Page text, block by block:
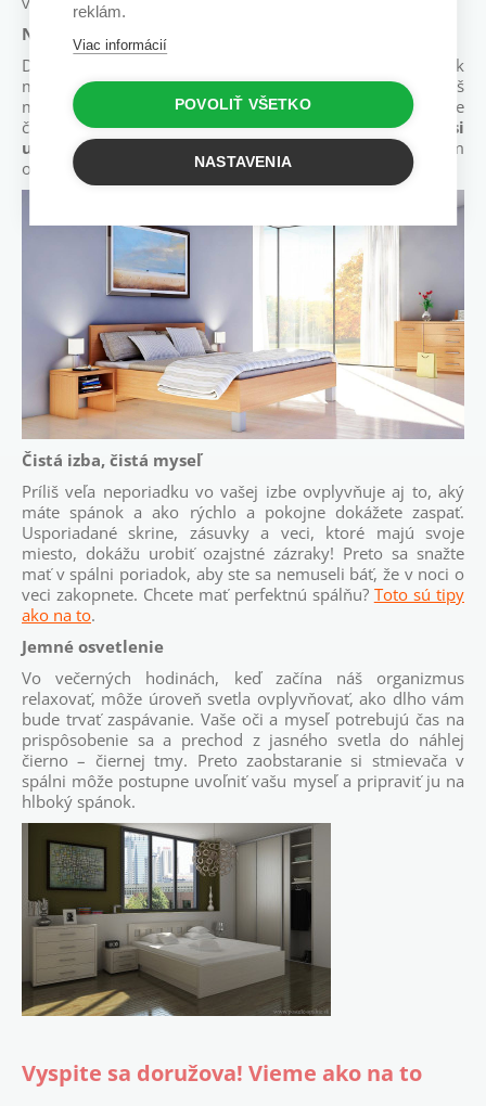
Vyspite sa doružova! Vieme ako na to
Nový matrac
Dobrému spánku môže pomôcť len kvalitný matrac. Ak
máte svoj matrac už nejakú tú dobu, je hrudkovitý, príliš
mäkký, alebo tvrdý a bráni vám pri pokojnom zaspávaní, je
čas ho vymeniť za nový.Pri kúpe nového matraca si
urobte rozsiahly prieskum
Naši predajcovia vám
ochotne poradia a pomôžu prisprávnom výbere
Čistá izba, čistá myseľ
Príliš veľa neporiadku vo vašej izbe ovplyvňuje aj to, aký
máte spánok a ako rýchlo a pokojne dokážete zaspať.
Usporiadané skrine, zásuvky a veci, ktoré majú svoje
miesto, dokážu urobiť ozajstné zázraky! Preto sa snažte
mať v spálni poriadok, aby ste sa nemuseli báť, že v noci o
veci zakopnete. Chcete mať perfektnú spálňu? Toto sú tipy
ako na to.
Jemné osvetlenie
Vo večerných hodinách, keď začína náš organizmus
relaxovať, môže úroveň svetla ovplyvňovať, ako dlho vám
bude trvať zaspávanie. Vaše oči a myseľ potrebujú čas na
prispôsobenie sa a prechod z jasného svetla do náhlej
čierno – čiernej tmy. Preto zaobstaranie si stmievača v
spálni môže postupne uvoľniť vašu myseľ a pripraviť ju na
hlboký spánok.
reklám.
Viac informácií
POVOLIŤ VŠETKO
NASTAVENIA